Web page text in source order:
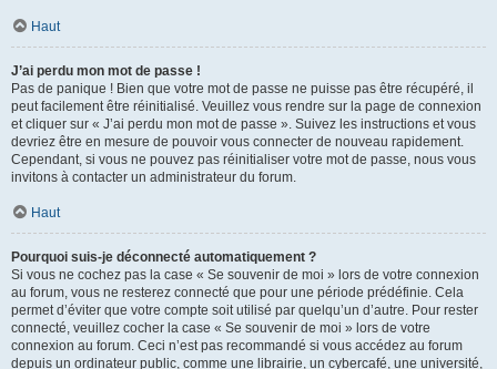
Haut
J’ai perdu mon mot de passe !
Pas de panique ! Bien que votre mot de passe ne puisse pas être récupéré, il
peut facilement être réinitialisé. Veuillez vous rendre sur la page de connexion
et cliquer sur « J’ai perdu mon mot de passe ». Suivez les instructions et vous
devriez être en mesure de pouvoir vous connecter de nouveau rapidement.
Cependant, si vous ne pouvez pas réinitialiser votre mot de passe, nous vous
invitons à contacter un administrateur du forum.
Haut
Pourquoi suis-je déconnecté automatiquement ?
Si vous ne cochez pas la case « Se souvenir de moi » lors de votre connexion
au forum, vous ne resterez connecté que pour une période prédéfinie. Cela
permet d’éviter que votre compte soit utilisé par quelqu’un d’autre. Pour rester
connecté, veuillez cocher la case « Se souvenir de moi » lors de votre
connexion au forum. Ceci n’est pas recommandé si vous accédez au forum
depuis un ordinateur public, comme une librairie, un cybercafé, une université,